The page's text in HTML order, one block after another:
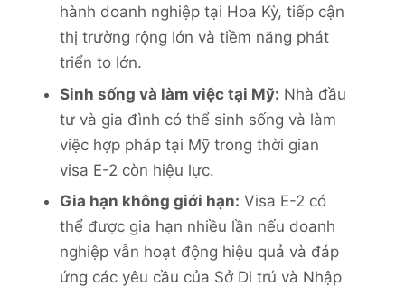
hành doanh nghiệp tại Hoa Kỳ, tiếp cận
thị trường rộng lớn và tiềm năng phát
triển to lớn.
Sinh sống và làm việc tại Mỹ: Nhà đầu
tư và gia đình có thể sinh sống và làm
việc hợp pháp tại Mỹ trong thời gian
visa E-2 còn hiệu lực.
Gia hạn không giới hạn: Visa E-2 có
thể được gia hạn nhiều lần nếu doanh
nghiệp vẫn hoạt động hiệu quả và đáp
ứng các yêu cầu của Sở Di trú và Nhập